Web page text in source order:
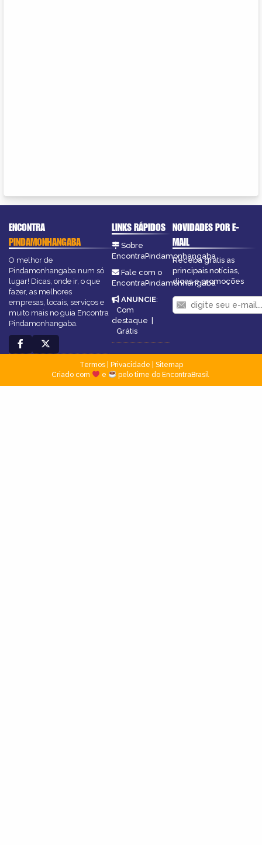
ENCONTRA
PINDAMONHANGABA
O melhor de
Pindamonhangaba num só
lugar! Dicas, onde ir, o que
fazer, as melhores
empresas, locais, serviços e
muito mais no guia Encontra
Pindamonhangaba.
LINKS RÁPIDOS
Sobre
EncontraPindamonhangaba
Fale com o
EncontraPindamonhangaba
ANUNCIE:
Com
destaque |
Grátis
NOVIDADES POR E-
MAIL
Receba grátis as
principais notícias,
dicas e promoções
Termos| Privacidade
Sitemap
Criado com
e pelo time do EncontraBrasil